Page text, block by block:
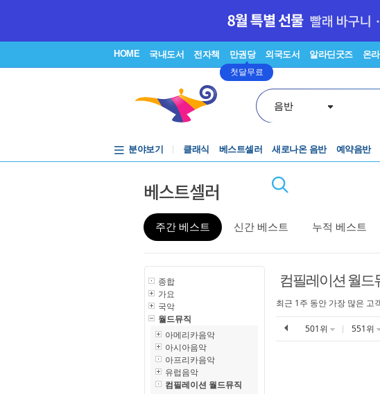
HOME 국내도서 전자책 만권당
첫달무료
외국도서 알라딘굿즈 온
음반
분야보기 클래식 베스트셀러 새로나온 음반 예약음반
베스트셀러
주간 베스트 신간 베스트 누적 베스트
종합
가요
국악
월드뮤직
아메리카음악
아시아음악
아프리카음악
유럽음악
컴필레이션 월드뮤직
컴필레이션 월드
최근 1주 동안 가장 많은 고
501위 551위